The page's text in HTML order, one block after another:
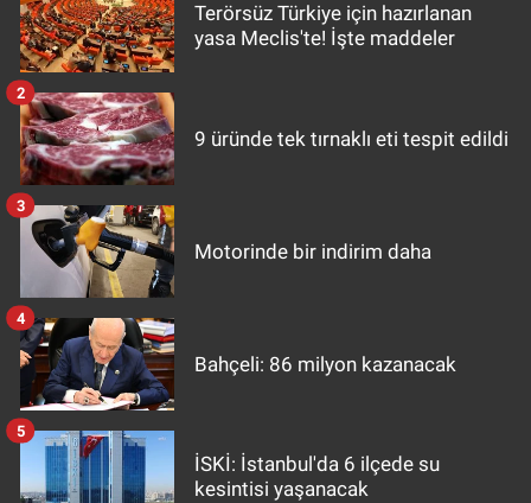
Terörsüz Türkiye için hazırlanan
yasa Meclis'te! İşte maddeler
9 üründe tek tırnaklı eti tespit edildi
2
Motorinde bir indirim daha
3
Bahçeli: 86 milyon kazanacak
4
İSKİ: İstanbul'da 6 ilçede su
kesintisi yaşanacak
5